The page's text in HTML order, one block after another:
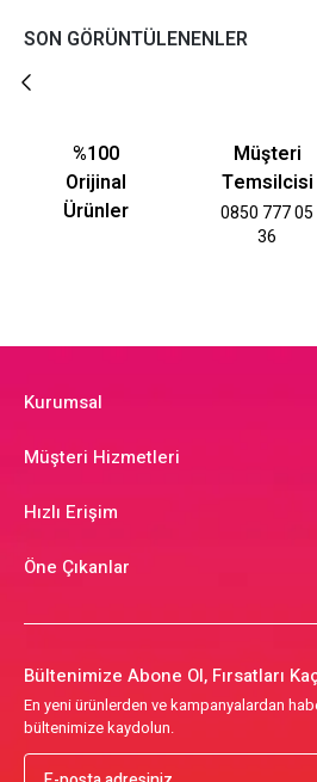
SON GÖRÜNTÜLENENLER
%100
Orijinal
Ürünler
Müşteri
Temsilcisi
0850 777 05
36
Kurumsal
Müşteri Hizmetleri
Hızlı Erişim
Öne Çıkanlar
Bültenimize Abone Ol, Fırsatları
En yeni ürünlerden ve kampanyalardan
bültenimize kaydolun.